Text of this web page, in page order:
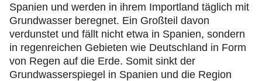
Spanien und werden in ihrem Importland täglich mit
Grundwasser beregnet. Ein Großteil davon
verdunstet und fällt nicht etwa in Spanien, sondern
in regenreichen Gebieten wie Deutschland in Form
von Regen auf die Erde. Somit sinkt der
Grundwasserspiegel in Spanien und die Region